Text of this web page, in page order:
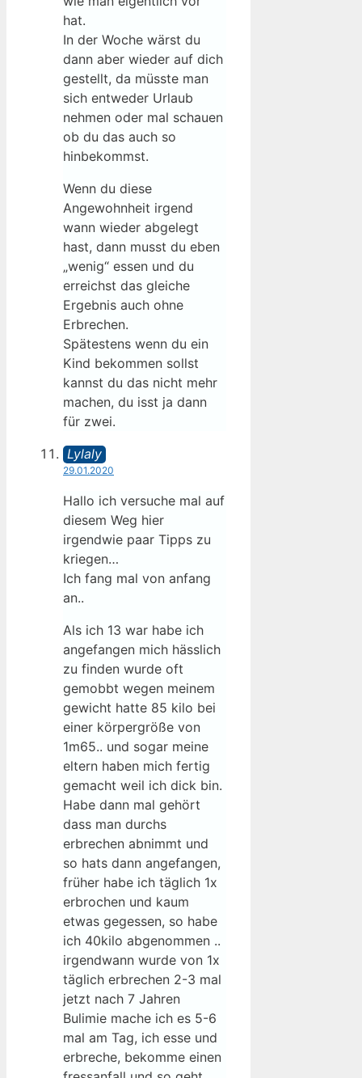
hat.
In der Woche wärst du
dann aber wieder auf dich
gestellt, da müsste man
sich entweder Urlaub
nehmen oder mal schauen
ob du das auch so
hinbekommst.
Wenn du diese
Angewohnheit irgend
wann wieder abgelegt
hast, dann musst du eben
„wenig“ essen und du
erreichst das gleiche
Ergebnis auch ohne
Erbrechen.
Spätestens wenn du ein
Kind bekommen sollst
kannst du das nicht mehr
machen, du isst ja dann
für zwei.
Lylaly
29.01.2020
Hallo ich versuche mal auf
diesem Weg hier
irgendwie paar Tipps zu
kriegen…
Ich fang mal von anfang
an..
Als ich 13 war habe ich
angefangen mich hässlich
zu finden wurde oft
gemobbt wegen meinem
gewicht hatte 85 kilo bei
einer körpergröße von
1m65.. und sogar meine
eltern haben mich fertig
gemacht weil ich dick bin.
Habe dann mal gehört
dass man durchs
erbrechen abnimmt und
so hats dann angefangen,
früher habe ich täglich 1x
erbrochen und kaum
etwas gegessen, so habe
ich 40kilo abgenommen ..
irgendwann wurde von 1x
täglich erbrechen 2-3 mal
jetzt nach 7 Jahren
Bulimie mache ich es 5-6
mal am Tag, ich esse und
erbreche, bekomme einen